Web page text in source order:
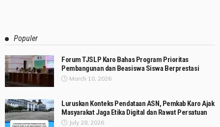
Populer
Forum TJSLP Karo Bahas Program Prioritas
Pembangunan dan Beasiswa Siswa Berprestasi
March 10, 2026
Luruskan Konteks Pendataan ASN, Pemkab Karo Ajak
Masyarakat Jaga Etika Digital dan Rawat Persatuan
July 28, 2026